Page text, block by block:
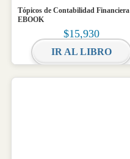
Tópicos de Contabilidad Financiera
EBOOK
$15,930
IR AL LIBRO